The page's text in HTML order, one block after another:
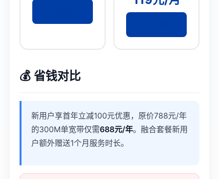
💰 省钱对比
新用户享首年立减100元优惠，原价788元/年
的300M单宽带仅需688元/年。融合套餐新用
户额外赠送1个月服务时长。